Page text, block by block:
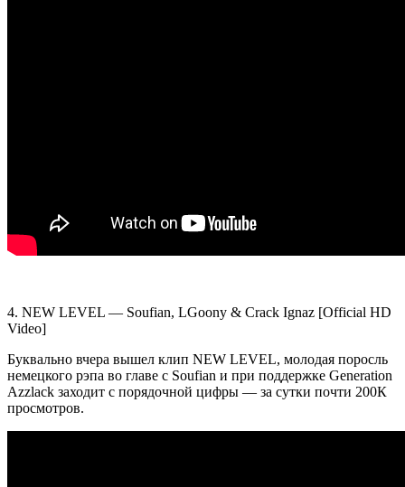
4. NEW LEVEL — Soufian, LGoony & Crack Ignaz [Official HD
Video]
Буквально вчера вышел клип NEW LEVEL, молодая поросль
немецкого рэпа во главе с Soufian и при поддержке Generation
Azzlack заходит с порядочной цифры — за сутки почти 200К
просмотров.